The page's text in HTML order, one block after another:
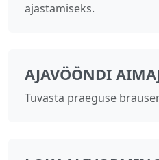
ajastamiseks.
AJAVÖÖNDI
Tuvasta praeguse